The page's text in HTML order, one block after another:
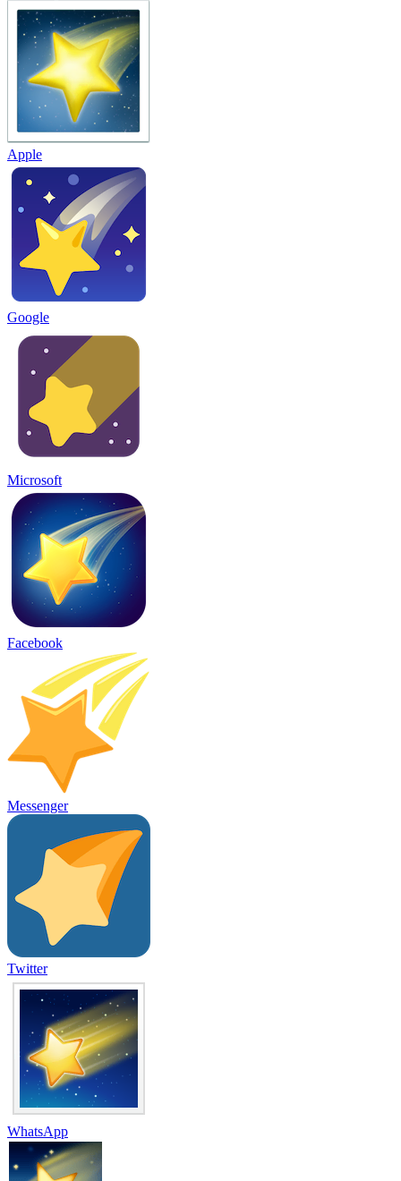
Apple
Google
Microsoft
Facebook
Messenger
Twitter
WhatsApp